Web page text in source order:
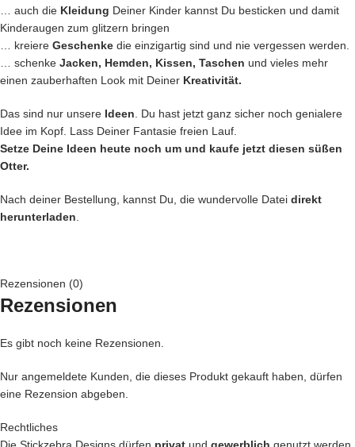
… auch die Kleidung Deiner Kinder kannst Du besticken und damit
Kinderaugen zum glitzern bringen
… kreiere Geschenke die einzigartig sind und nie vergessen werden.
… schenke Jacken, Hemden, Kissen, Taschen und vieles mehr
einen zauberhaften Look mit Deiner Kreativität.
Das sind nur unsere Ideen . Du hast jetzt ganz sicher noch genialere
Idee im Kopf. Lass Deiner Fantasie freien Lauf.
Setze Deine Ideen heute noch um und kaufe jetzt diesen süßen
Otter.
Nach deiner Bestellung, kannst Du, die wundervolle Datei direkt
herunterladen
Rezensionen (0)
Rezensionen
Es gibt noch keine Rezensionen.
Nur angemeldete Kunden, die dieses Produkt gekauft haben, dürfen
eine Rezension abgeben.
Rechtliches